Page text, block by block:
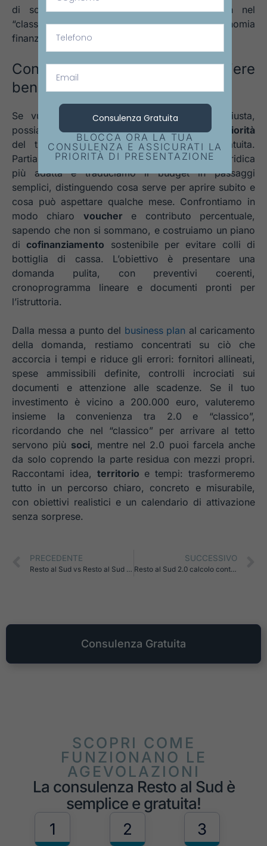
di sostenere l’investimento: squadra e loan nel
“classico”,grant percentualee maggiore autonomia
finanziaria nel 2.0.
Consulenza gratuita per scegliere
bene e preparare la domanda
Se vuoi capire in fretta qual è la rotta giusta,
possiamo analizzare insieme numeri, tempi e
priorità
del tuo progetto con una Consulenza Gratuita.
Partiamo dai requisiti, verifichiamo la forma giuridica
più adatta e traduciamo il budget in passaggi
semplici, distinguendo cosa serve per aprire subito e
cosa può aspettare qualche mese. Confrontiamo in
modo chiaro voucher e contributo percentuale,
sapendo che non si sommano, e costruiamo un piano
dicofinanziamento sostenibile per evitare colli di
bottiglia di cassa. L’obiettivo è presentare una
domanda pulita, con preventivi coerenti,
cronoprogramma lineare e documenti pronti per
l’istruttoria.
Dalla messa a punto del business plan al caricamento
della domanda, restiamo concentrati su ciò che
accorcia i tempi e riduce gli errori: fornitori allineati,
spese ammissibili definite, controlli incrociati sui
documenti e attenzione alle scadenze. Se il tuo
investimento è vicino a 200.000 euro, valuteremo
insieme la convenienza tra 2.0 e “classico”,
ricordando che nel “classico” per arrivare al tetto
servono più soci, mentre nel 2.0 puoi farcela anche
da solo coprendo la parte residua con mezzi propri.
Raccontami idea, territorio e tempi: trasformeremo
tutto in un percorso chiaro, concreto e misurabile,
con obiettivi realistici e un calendario di attivazione
senza sorprese.
PRECEDENTE
Resto al Sud vs Resto al Sud 2.0: scelte, massimali e sostenibilità finanziaria
SUCCESSIVO
Resto al Sud 2.0 calcolo contributo 75% 70%: esempi chiari, scelte pratiche e sostenibilità
Consulenza Gratuita
SCOPRI COME
FUNZIONANO LE
AGEVOLAZIONI
La consulenza Resto al Sud è
semplice e gratuita!
1
2
3
Consulenza Gratuita
BLOCCA ORA LA TUA
CONSULENZA E ASSICURATI LA
PRIORITÀ DI PRESENTAZIONE